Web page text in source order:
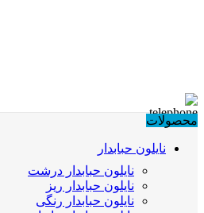
محصولات
نایلون حبابدار
نایلون حبابدار درشت
نایلون حبابدار ریز
نایلون حبابدار رنگی